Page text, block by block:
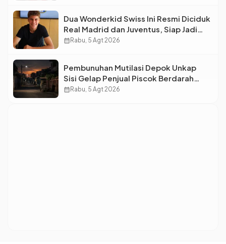
Dua Wonderkid Swiss Ini Resmi Diciduk
Real Madrid dan Juventus, Siap Jadi
Bintang Baru Eropa
calendar_monthRabu, 5 Agt 2026
Pembunuhan Mutilasi Depok Unkap
Sisi Gelap Penjual Piscok Berdarah
Dingin
calendar_monthRabu, 5 Agt 2026